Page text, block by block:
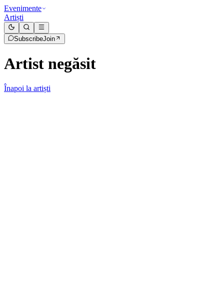
Evenimente
Artiști
SubscribeJoin
Artist negăsit
Înapoi la artiști